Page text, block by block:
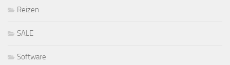
Reizen
SALE
Software